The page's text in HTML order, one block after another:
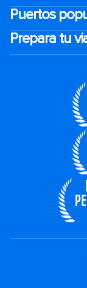
Puertos
Prepara tu